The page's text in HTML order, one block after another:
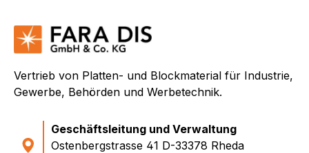
Vertrieb von Platten- und Blockmaterial für Industrie,
Gewerbe, Behörden und Werbetechnik.
Geschäftsleitung und Verwaltung
Ostenbergstrasse 41 D-33378 Rheda